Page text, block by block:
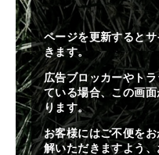
ページを更新すると
きます。
広告ブロッカーやト
ている場合、この画
ります。
お客様にはご不便を
解いただきますよう